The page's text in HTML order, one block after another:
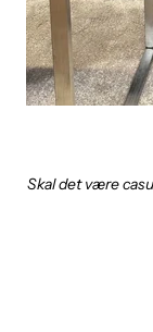
Skal det være